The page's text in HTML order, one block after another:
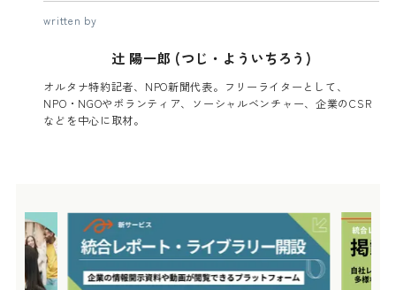
written by
辻 陽一郎 (つじ・よういちろう)
オルタナ特約記者、NPO新聞代表。フリーライターとして、
NPO・NGOやボランティア、ソーシャルベンチャー、企業のCSR
などを中心に取材。